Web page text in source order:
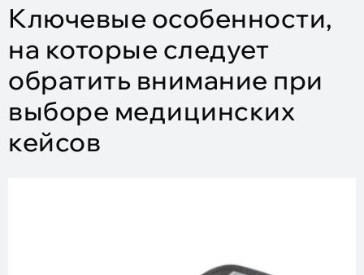
Ключевые особенности,
на которые следует
обратить внимание при
выборе медицинских
кейсов